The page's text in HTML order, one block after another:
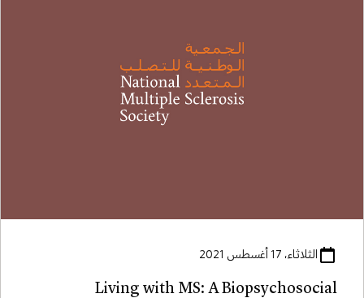
الثلاثاء، 17 أغسطس 2021
Living with MS: A Biopsychosocial